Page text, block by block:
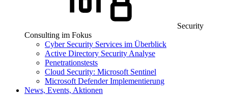
Security
Consulting im Fokus
Cyber Security Services im Überblick
Active Directory Security Analyse
Penetrationstests
Cloud Security: Microsoft Sentinel
Microsoft Defender Implementierung
News, Events, Aktionen